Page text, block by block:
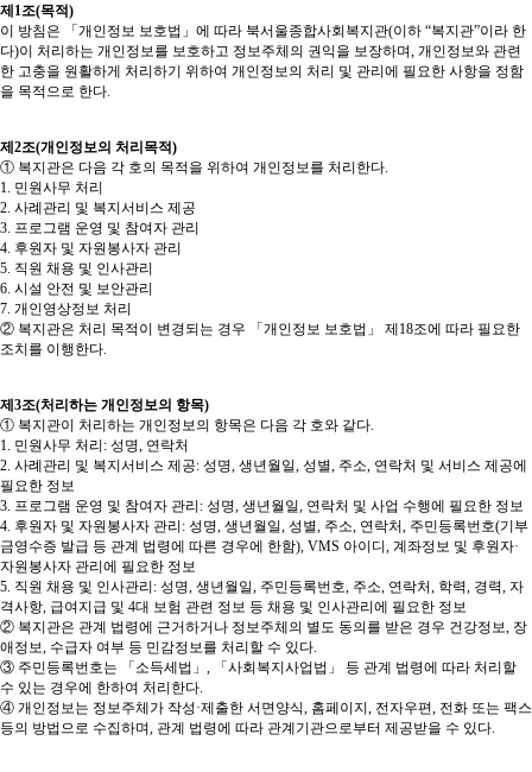
제1조(목적)
이 방침은 「개인정보 보호법」에 따라 북서울종합사회복지관(이하 “복지관”이라 한
다)이 처리하는 개인정보를 보호하고 정보주체의 권익을 보장하며, 개인정보와 관련
한 고충을 원활하게 처리하기 위하여 개인정보의 처리 및 관리에 필요한 사항을 정함
을 목적으로 한다.
제2조(개인정보의 처리목적)
① 복지관은 다음 각 호의 목적을 위하여 개인정보를 처리한다.
1. 민원사무 처리
2. 사례관리 및 복지서비스 제공
3. 프로그램 운영 및 참여자 관리
4. 후원자 및 자원봉사자 관리
5. 직원 채용 및 인사관리
6. 시설 안전 및 보안관리
7. 개인영상정보 처리
② 복지관은 처리 목적이 변경되는 경우 「개인정보 보호법」 제18조에 따라 필요한
조치를 이행한다.
제3조(처리하는 개인정보의 항목)
① 복지관이 처리하는 개인정보의 항목은 다음 각 호와 같다.
1. 민원사무 처리: 성명, 연락처
2. 사례관리 및 복지서비스 제공: 성명, 생년월일, 성별, 주소, 연락처 및 서비스 제공에
필요한 정보
3. 프로그램 운영 및 참여자 관리: 성명, 생년월일, 연락처 및 사업 수행에 필요한 정보
4. 후원자 및 자원봉사자 관리: 성명, 생년월일, 성별, 주소, 연락처, 주민등록번호(기부
금영수증 발급 등 관계 법령에 따른 경우에 한함), VMS 아이디, 계좌정보 및 후원자·
자원봉사자 관리에 필요한 정보
5. 직원 채용 및 인사관리: 성명, 생년월일, 주민등록번호, 주소, 연락처, 학력, 경력, 자
격사항, 급여지급 및 4대 보험 관련 정보 등 채용 및 인사관리에 필요한 정보
② 복지관은 관계 법령에 근거하거나 정보주체의 별도 동의를 받은 경우 건강정보, 장
애정보, 수급자 여부 등 민감정보를 처리할 수 있다.
③ 주민등록번호는 「소득세법」, 「사회복지사업법」 등 관계 법령에 따라 처리할
수 있는 경우에 한하여 처리한다.
④ 개인정보는 정보주체가 작성·제출한 서면양식, 홈페이지, 전자우편, 전화 또는 팩스
등의 방법으로 수집하며, 관계 법령에 따라 관계기관으로부터 제공받을 수 있다.